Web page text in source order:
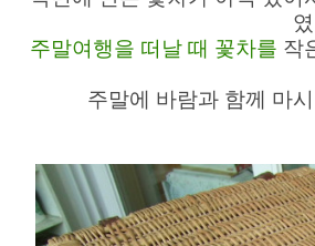
주말여행을 떠날 때 꽃차를 작
주말에 바람과 함께 마